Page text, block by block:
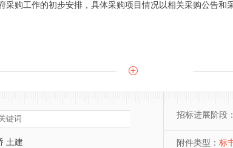
采购工作的初步安排，具体采购项目情况以相关采购公告和
土建
招标进展阶段：
附件类型： 标